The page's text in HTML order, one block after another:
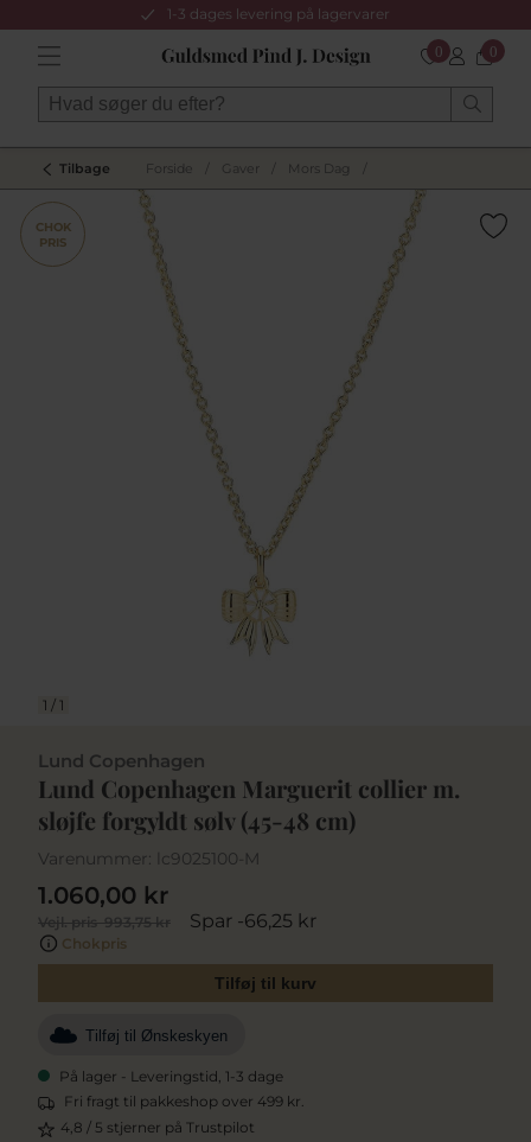
1-3 dages levering på lagervarer
0 0
Tilbage Forside Gaver Mors Dag
CHOK
PRIS
1 / 1
Lund Copenhagen
Lund Copenhagen Marguerit collier m.
sløjfe forgyldt sølv (45-48 cm)
Varenummer: lc9025100-M
Vejl. pris993,75 kr Spar -66,25 kr
1.060,00 kr
Chokpris
Tilføj til kurv
Tilføj til Ønskeskyen
På lager - Leveringstid, 1-3 dage
Fri fragt til pakkeshop over 499 kr.
4,8 / 5 stjerner på Trustpilot